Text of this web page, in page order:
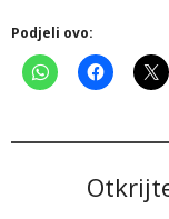
Podjeli ovo: